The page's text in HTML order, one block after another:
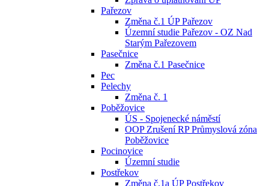
Pařezov
Změna č.1 ÚP Pařezov
Územní studie Pařezov - OZ Nad
Starým Pařezovem
Pasečnice
Změna č.1 Pasečnice
Pec
Pelechy
Změna č. 1
Poběžovice
ÚS - Spojenecké náměstí
OOP Zrušení RP Průmyslová zóna
Poběžovice
Pocinovice
Územní studie
Postřekov
Změna č.1a ÚP Postřekov